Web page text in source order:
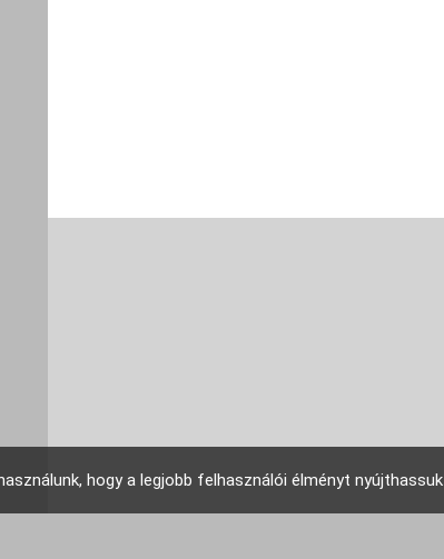
hogy a legjobb felhasználói élményt nyújthassuk